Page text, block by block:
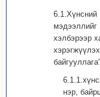
6.1.Хүнсний
хэлбэрээр
нэр,